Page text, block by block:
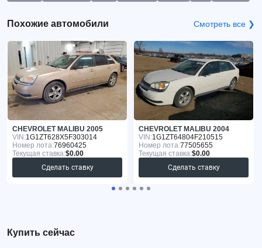
Похожие автомобили Смотреть все ❯
CHEVROLET MALIBU 2005
VIN:1G1ZT628X5F303014
Номер лота:76960425
Текущая ставка:$0.00
Сделать ставку
CHEVROLET MALIBU 2004
VIN:1G1ZT64804F210515
Номер лота:77505655
Текущая ставка:$0.00
Сделать ставку
Купить сейчас